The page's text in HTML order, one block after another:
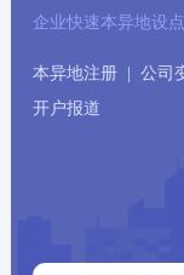
苏州市用户
‌贵阳市‌用户
西安市用户
企业快速本异地设
本异地注册 | 公司
开户报道